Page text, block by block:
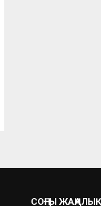
СОҢҒЫ